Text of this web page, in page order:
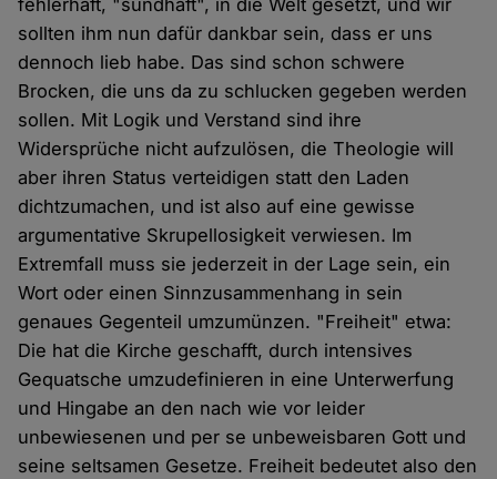
fehlerhaft, "sündhaft", in die Welt gesetzt, und wir
sollten ihm nun dafür dankbar sein, dass er uns
dennoch lieb habe. Das sind schon schwere
Brocken, die uns da zu schlucken gegeben werden
sollen. Mit Logik und Verstand sind ihre
Widersprüche nicht aufzulösen, die Theologie will
aber ihren Status verteidigen statt den Laden
dichtzumachen, und ist also auf eine gewisse
argumentative Skrupellosigkeit verwiesen. Im
Extremfall muss sie jederzeit in der Lage sein, ein
Wort oder einen Sinnzusammenhang in sein
genaues Gegenteil umzumünzen. "Freiheit" etwa:
Die hat die Kirche geschafft, durch intensives
Gequatsche umzudefinieren in eine Unterwerfung
und Hingabe an den nach wie vor leider
unbewiesenen und per se unbeweisbaren Gott und
seine seltsamen Gesetze. Freiheit bedeutet also den